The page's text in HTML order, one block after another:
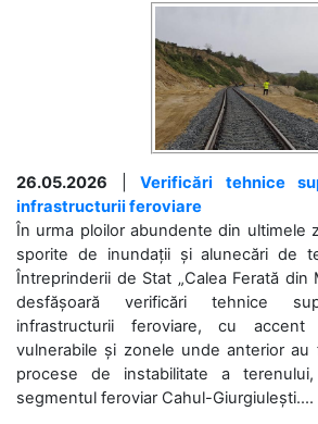
26.05.2026 |Verificări tehnice
infrastructurii feroviare
În urma ploilor abundente din ultimele
sporite de inundații și alunecări de
Întreprinderii de Stat „Calea Ferată din
desfășoară verificări tehnice
infrastructurii feroviare, cu accent
vulnerabile și zonele unde anterior au
procese de instabilitate a
segmentul feroviar Cahul-Giurgiulești....